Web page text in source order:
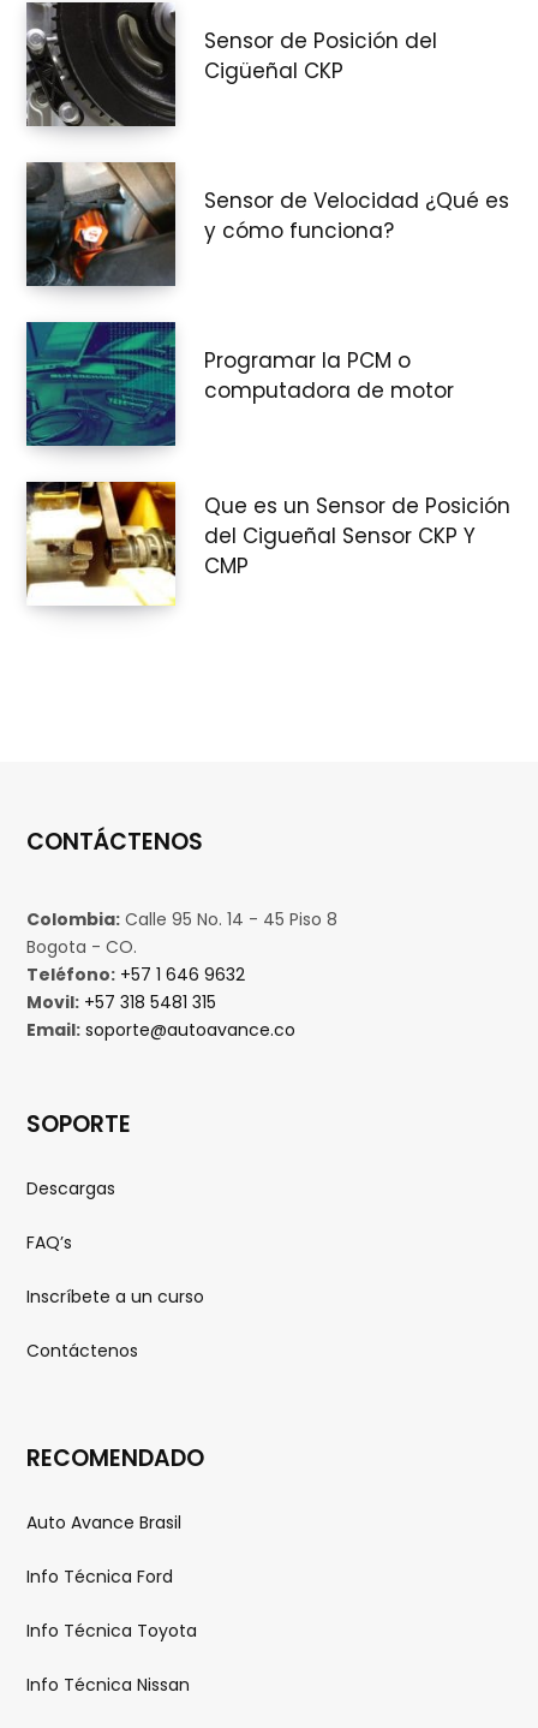
Sensor de Posición del
Cigüeñal CKP
Sensor de Velocidad ¿Qué es
y cómo funciona?
Programar la PCM o
computadora de motor
Que es un Sensor de Posición
del Cigueñal Sensor CKP Y
CMP
CONTÁCTENOS
Colombia: Calle 95 No. 14 - 45 Piso 8
Bogota - CO.
Teléfono: +57 1 646 9632
Movil: +57 318 5481 315
Email: soporte@autoavance.co
SOPORTE
Descargas
FAQ’s
Inscríbete a un curso
Contáctenos
RECOMENDADO
Auto Avance Brasil
Info Técnica Ford
Info Técnica Toyota
Info Técnica Nissan